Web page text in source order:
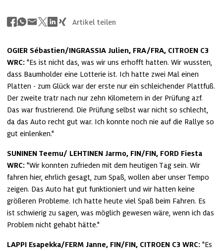
Artikel teilen
OGIER Sébastien/INGRASSIA Julien, FRA/FRA, CITROEN C3
WRC: "Es ist nicht das, was wir uns erhofft hatten. Wir wussten,
dass Baumholder eine Lotterie ist. Ich hatte zwei Mal einen
Platten - zum Glück war der erste nur ein schleichender Plattfuß.
Der zweite tratr nach nur zehn Kilometern in der Prüfung azf.
Das war frustrierend. Die Prüfung selbst war nicht so schlecht,
da das Auto recht gut war. Ich konnte noch nie auf die Rallye so
gut einlenken."
SUNINEN Teemu/ LEHTINEN Jarmo, FIN/FIN, FORD Fiesta
WRC: "Wir konnten zufrieden mit dem heutigen Tag sein. Wir
fahren hier, ehrlich gesagt, zum Spaß, wollen aber unser Tempo
zeigen. Das Auto hat gut funktioniert und wir hatten keine
größeren Probleme. Ich hatte heute viel Spaß beim Fahren. Es
ist schwierig zu sagen, was möglich gewesen wäre, wenn ich das
Problem nicht gehabt hätte."
LAPPI Esapekka/FERM Janne, FIN/FIN, CITROEN C3 WRC: "Es